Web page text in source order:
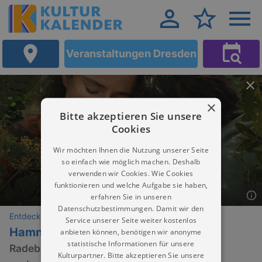
Veranstaltungen Dresden
Entdeckungen
Hamnet
Radeberger Filmnacht / Kinotag
×
Bitte akzeptieren Sie unsere
Cookies
Wir möchten Ihnen die Nutzung unserer Seite
so einfach wie möglich machen. Deshalb
verwenden wir Cookies. Wie Cookies
funktionieren und welche Aufgabe sie haben,
erfahren Sie in unseren
Datenschutzbestimmungen. Damit wir den
Service unserer Seite weiter kostenlos
anbieten können, benötigen wir anonyme
statistische Informationen für unsere
Kulturpartner. Bitte akzeptieren Sie unsere